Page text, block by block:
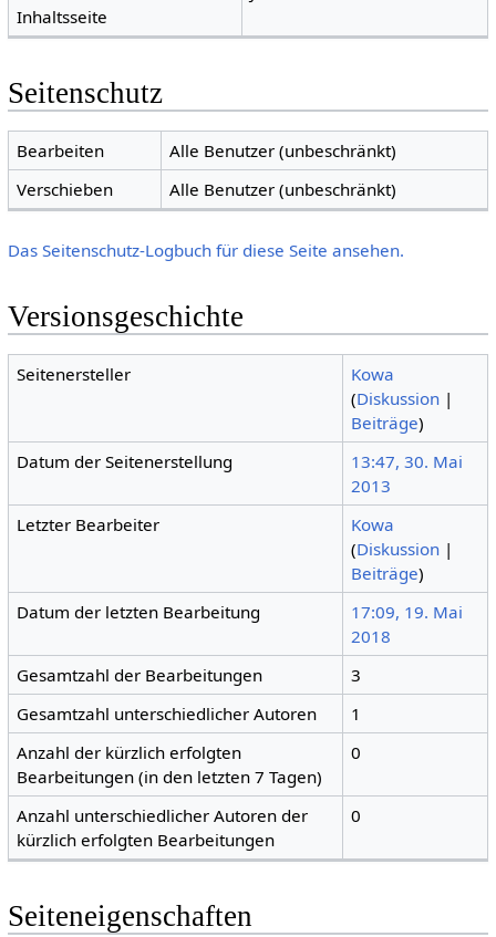
Inhaltsseite
Seitenschutz
Bearbeiten
Alle Benutzer (unbeschränkt)
Verschieben
Alle Benutzer (unbeschränkt)
Das Seitenschutz-Logbuch für diese Seite ansehen.
Versionsgeschichte
Seitenersteller
Kowa
(Diskussion |
Beiträge)
Datum der Seitenerstellung
13:47, 30. Mai
2013
Letzter Bearbeiter
Kowa
(Diskussion |
Beiträge)
Datum der letzten Bearbeitung
17:09, 19. Mai
2018
Gesamtzahl der Bearbeitungen
3
Gesamtzahl unterschiedlicher Autoren
1
Anzahl der kürzlich erfolgten
Bearbeitungen (in den letzten 7 Tagen)
0
Anzahl unterschiedlicher Autoren der
kürzlich erfolgten Bearbeitungen
0
Seiteneigenschaften